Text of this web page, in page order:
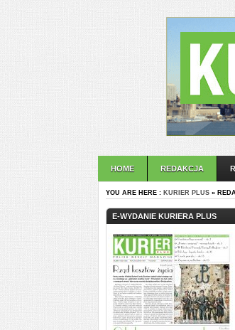
HOME REDAKCJA
YOU ARE HERE : KURIER PLUS »
E-WYDANIE KURIERA PLUS